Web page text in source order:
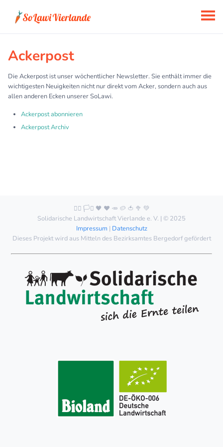
Ackerpost
Die Ackerpost ist unser wöchentlicher Newsletter. Sie enthält immer die
wichtigesten Neuigkeiten nicht nur direkt vom Acker, sondern auch aus
allen anderen Ecken unserer SoLawi.
Ackerpost abonnieren
Ackerpost Archiv
🏳️‍🌈 🏳️‍⚧️ 🖤 ❤️ 🥕 🥔 🍅 🥦 💚
Solidarische Landwirtschaft Vierlande e. V. | © 2025
Impressum | Datenschutz
Dieses Projekt wird aus Mitteln des Bezirksamtes Bergedorf gefördert